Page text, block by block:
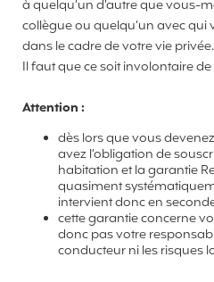
à quelqu’un d’autre que vous-
collègue ou quelqu’un avec qui
dans le cadre de votre vie privée.
Il faut que ce soit involontaire
Attention :
dès lors que vous
avez l’obligation de
habitation et la garantie
quasiment
intervient donc en
cette garantie concerne
donc pas votre
conducteur ni les risques